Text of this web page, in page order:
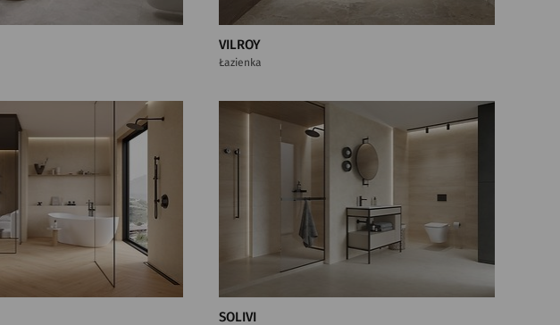
VILROY
Łazienka
SOLIVI